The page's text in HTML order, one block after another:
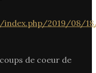
2019/08/
de coeur de